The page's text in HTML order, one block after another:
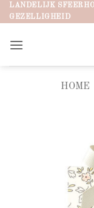
Ga
naar
LANDELIJK
GEZELLIGHEID
HOME